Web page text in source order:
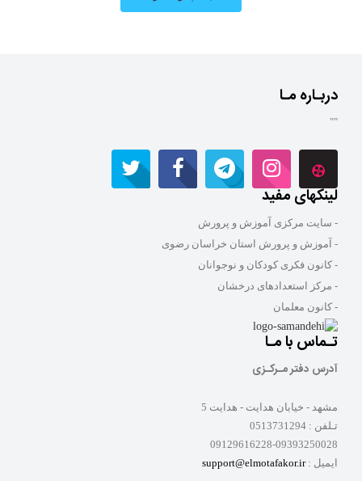
دربـاره مـا
""
لینکهای مفید
- سایت مرکزی آموزش و پرورش
- آموزش و پرورش استان خراسان رضوی
- کانون فکری کودکان و نوجوانان
- مرکز استعدادهای درخشان
- کانون معلمان
تـماس با مـا
آدرس دفتر مـرکـزی
مشهد - خیابان هدایت - هدایت 5
تـلفن : 0513731294
09129616228-09393250028
ایمیل :support@elmotafakor.ir